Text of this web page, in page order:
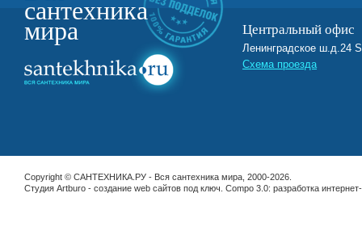
сантехника
мира Центральный офис
Ленинградское ш.д.24
Схема проезда
Copyright © САНТЕХНИКА.РУ - Вся сантехника мира, 2000-2026.
Студия Artburo - cоздание web сайтов под ключ . Compo 3.0: разработка